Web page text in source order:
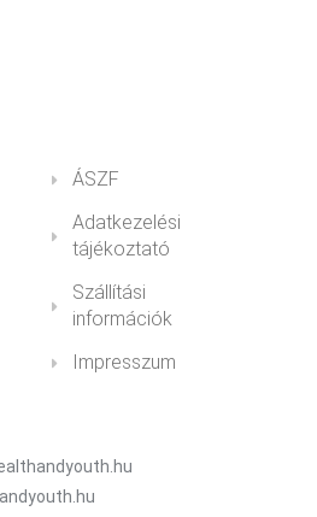
ÁSZF
Adatkezelési
tájékoztató
Szállítási
információk
Impresszum